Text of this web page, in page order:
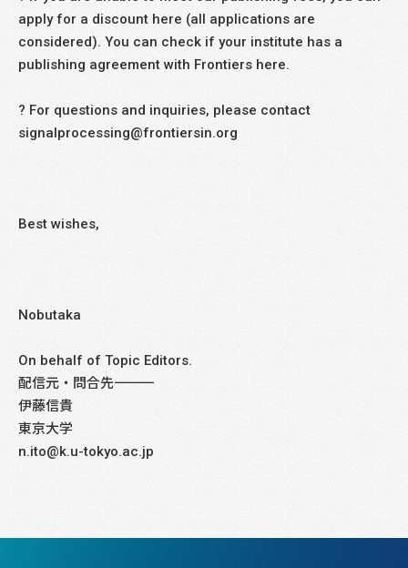
apply for a discount here (all applications are
considered). You can check if your institute has a
publishing agreement with Frontiers here.
? For questions and inquiries, please contact
signalprocessing@frontiersin.org
Best wishes,
Nobutaka
On behalf of Topic Editors.
配信元・問合先――――――――――――――――――――――――――――
伊藤信貴
東京大学
n.ito@k.u-tokyo.ac.jp